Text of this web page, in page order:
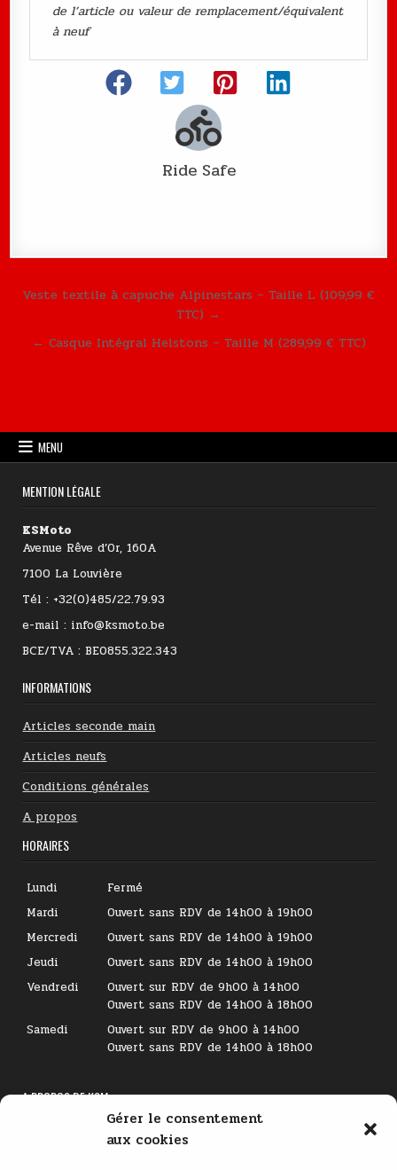
Gérer le consentement
aux cookies
de l’article ou valeur de remplacement/équivalent
à neuf
Ride Safe
Navigation de l’article
Veste textile à capuche Alpinestars – Taille L (109,99 €
TTC) →
← Casque Intégral Helstons – Taille M (289,99 € TTC)
MENU
MENTION LÉGALE
KSMoto
Avenue Rêve d’Or, 160A
7100 La Louvière
Tél : +32(0)485/22.79.93
e-mail : info@ksmoto.be
BCE/TVA : BE0855.322.343
INFORMATIONS
Articles seconde main
Articles neufs
Conditions générales
A propos
HORAIRES
Lundi
Fermé
Mardi
Ouvert sans RDV de 14h00 à 19h00
Mercredi
Ouvert sans RDV de 14h00 à 19h00
Jeudi
Ouvert sans RDV de 14h00 à 19h00
Vendredi
Ouvert sur RDV de 9h00 à 14h00
Ouvert sans RDV de 14h00 à 18h00
Samedi
Ouvert sur RDV de 9h00 à 14h00
Ouvert sans RDV de 14h00 à 18h00
A PROPOS DE KSM